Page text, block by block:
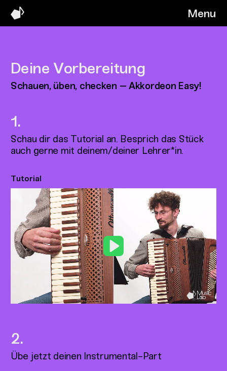
Menu
Deine Vorbereitung
Schauen, üben, checken – Akkordeon Easy!
Schau dir das Tutorial an. Besprich das Stück
auch gerne mit deinem/deiner Lehrer*in.
Tutorial
Play
Übe jetzt deinen Instrumental-Part